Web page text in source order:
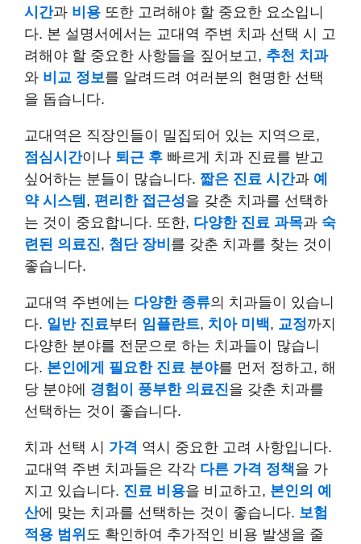
시간과 비용 또한 고려해야 할 중요한 요소입니
다. 본 설명서에서는 교대역 주변 치과 선택 시 고
려해야 할 중요한 사항들을 짚어보고, 추천 치과
와 비교 정보를 알려드려 여러분의 현명한 선택
을 돕습니다.
교대역은 직장인들이 밀집되어 있는 지역으로,
점심시간이나 퇴근 후 빠르게 치과 진료를 받고
싶어하는 분들이 많습니다. 짧은 진료 시간과 예
약 시스템 , 편리한 접근성을 갖춘 치과를 선택하
는 것이 중요합니다. 또한, 다양한 진료 과목과 숙
련된 의료진, 첨단 장비 를 갖춘 치과를 찾는 것이
좋습니다.
교대역 주변에는 다양한 종류의 치과들이 있습니
다. 일반 진료부터 임플란트, 치아 미백, 교정까지
다양한 분야를 전문으로 하는 치과들이 많습니
다. 본인에게 필요한 진료 분야를 먼저 정하고, 해
당 분야에 경험이 풍부한 의료진을 갖춘 치과를
선택하는 것이 좋습니다.
치과 선택 시 가격 역시 중요한 고려 사항입니다.
교대역 주변 치과들은 각각 다른 가격 정책을 가
지고 있습니다. 진료 비용을 비교하고, 본인의 예
산에 맞는 치과를 선택하는 것이 좋습니다. 보험
적용 범위 도 확인하여 추가적인 비용 발생을 줄